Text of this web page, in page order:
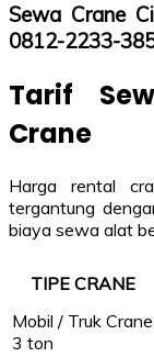
Sewa Crane
0812-2233-
Tarif
Crane
Harga rental
tergantung
biaya sewa alat
TIPE CRANE
Mobil / Truk Crane
3 ton